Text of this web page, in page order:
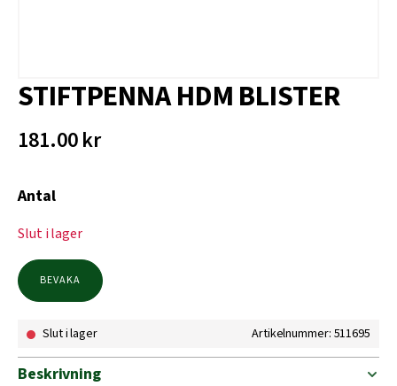
STIFTPENNA HDM BLISTER
181.00kr
Antal
Slut i lager
BEVAKA
Slut i lager Artikelnummer: 511695
Beskrivning